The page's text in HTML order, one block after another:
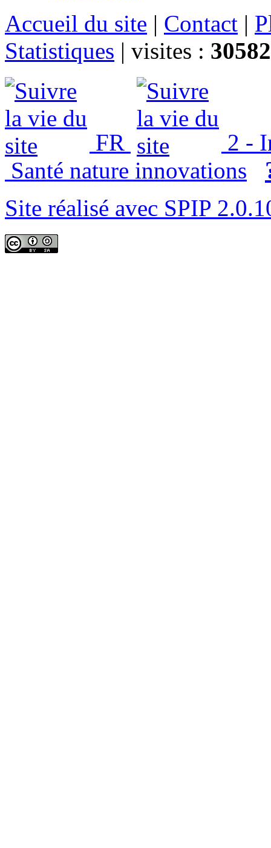
Accueil du site | Contact |
Statistiques | visites :
FR
2 -
Santé nature innovations
Site réalisé avec SPIP